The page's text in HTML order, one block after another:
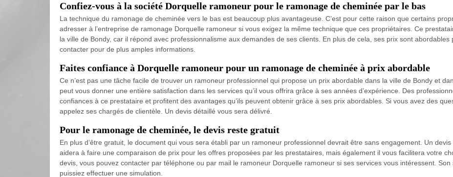
Confiez-vous à la société Dorquelle ramoneur pour le ramonage de cheminée par le bas
La technique du ramonage de cheminée vers le bas est beaucoup plus avantageuse. C’est pour cette raison que certains
adresser à l’entreprise de ramonage Dorquelle ramoneur si vous exigez la même technique que ces propriétaires. Ce
la ville de Bondy, car il répond avec professionnalisme aux demandes de ses clients. En plus de cela, ses prix sont
contacter pour de plus amples informations.
Faites confiance à Dorquelle ramoneur pour un ramonage de cheminée à prix abordable
Ce n’est pas une tâche facile de trouver un ramoneur professionnel qui propose un prix abordable dans la ville de Bondy et
peut vous donner une entière satisfaction dans les services qu’il vous offrira grâce à ses années d’expérience. Des
confiances à ce prestataire et profitent des avantages qu’ils peuvent obtenir grâce à ses prix abordables. Si vous avez des
appelez ses chargés de clientèle. Un devis détaillé vous sera délivré.
Pour le ramonage de cheminée, le devis reste gratuit
En plus d’être gratuit, le document qui vous sera établi par un ramoneur professionnel devrait être sans engagement. Un
aidera à faire une comparaison de prix pour les offres proposées par les prestataires, mais également il vous facilitera votre
devis, vous pouvez contacter par téléphone ou par mail le ramoneur Dorquelle ramoneur si ses services vous intéressent.
puissiez effectuer une simulation.